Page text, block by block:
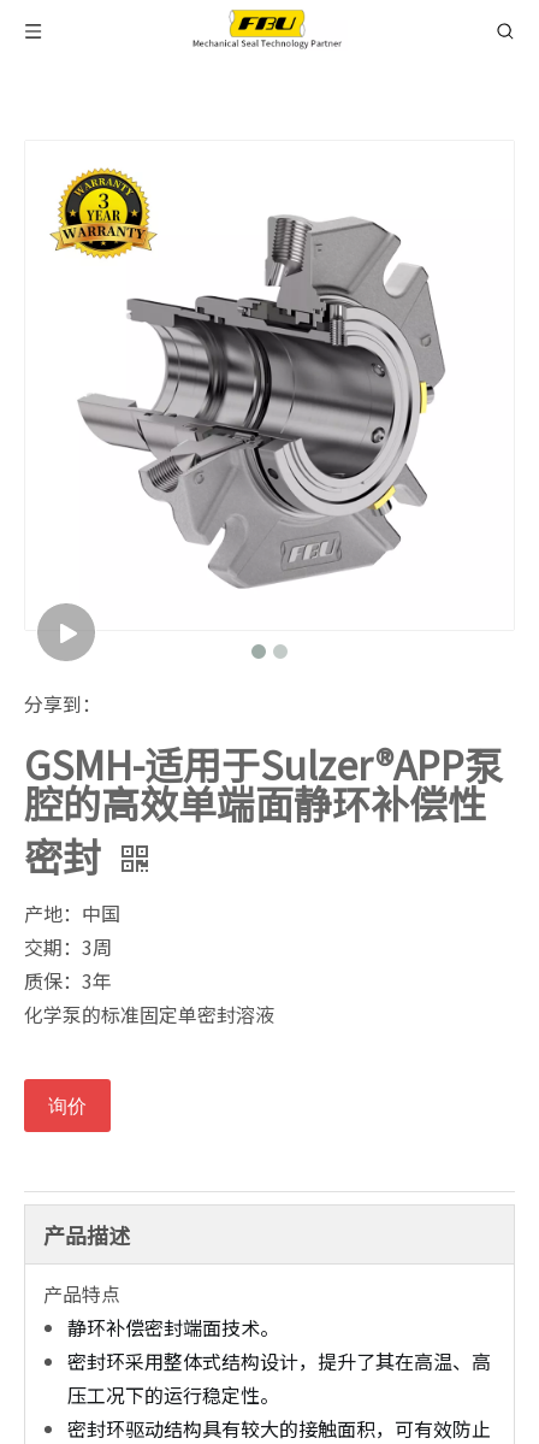
分享到：
GSMH-适用于Sulzer®APP泵
腔的高效单端面静环补偿性
密封
产地：中国
交期：3周
质保：3年
化学泵的标准固定单密封溶液
询价
产品描述
产品特点
静环补偿密封端面技术。
密封环采用整体式结构设计，提升了其在高温、高
压工况下的运行稳定性。
密封环驱动结构具有较大的接触面积，可有效防止